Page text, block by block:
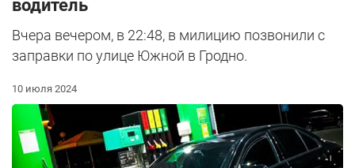
водитель
Вчера вечером, в 22:48, в милицию позвонили с
заправки по улице Южной в Гродно.
10 июля 2024